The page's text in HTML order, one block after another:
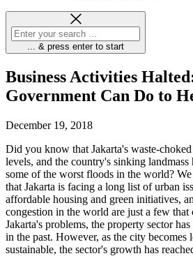
... & press enter to start
Business Activities
Government Can Do to
December 19, 2018
Did you know that Jakarta's waste-
levels, and the country's sinking
some of the worst floods in the world?
that Jakarta is facing a long list of urban
affordable housing and green initiatives,
congestion in the world are just a few that
Jakarta's problems, the property sector
in the past. However, as the city becomes
sustainable, the sector's growth has